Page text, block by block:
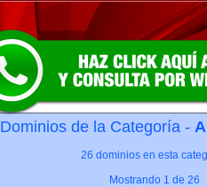
Dominios de la Categoría -
26 dominios en esta
Mostrando 1 de 26